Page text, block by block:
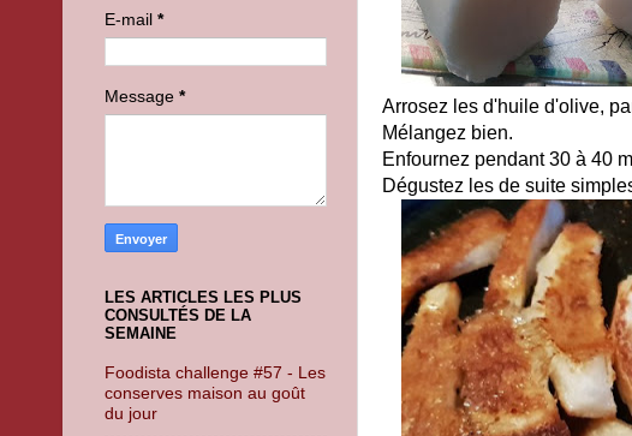
Arrosez les d'huile d'olive,
Mélangez bien.
Enfournez pendant 30 à 40
Dégustez les de suite
E-mail *
Message *
LES ARTICLES LES PLUS
CONSULTÉS DE LA
SEMAINE
Foodista challenge #57 - Les
conserves maison au goût
du jour